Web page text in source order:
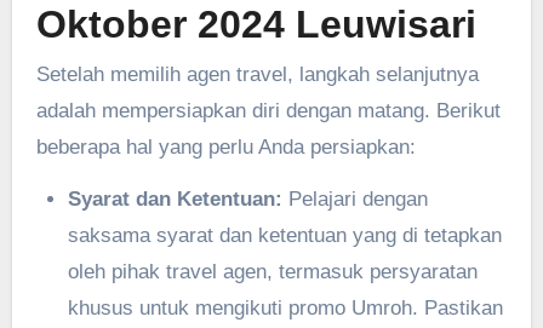
Oktober 2024 Leuwisari
Setelah memilih agen travel, langkah selanjutnya
adalah mempersiapkan diri dengan matang. Berikut
beberapa hal yang perlu Anda persiapkan:
Syarat dan Ketentuan: Pelajari dengan
saksama syarat dan ketentuan yang di tetapkan
oleh pihak travel agen, termasuk persyaratan
khusus untuk mengikuti promo Umroh. Pastikan